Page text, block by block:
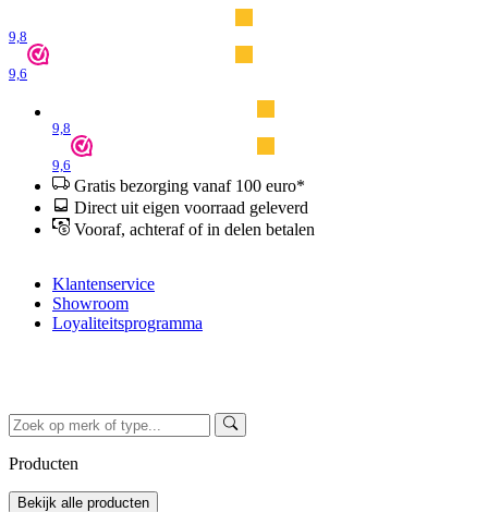
9,8
9,6
9,8
9,6
Gratis bezorging vanaf 100 euro*
Direct uit eigen voorraad geleverd
Vooraf, achteraf of in delen betalen
Klantenservice
Showroom
Loyaliteitsprogramma
Producten